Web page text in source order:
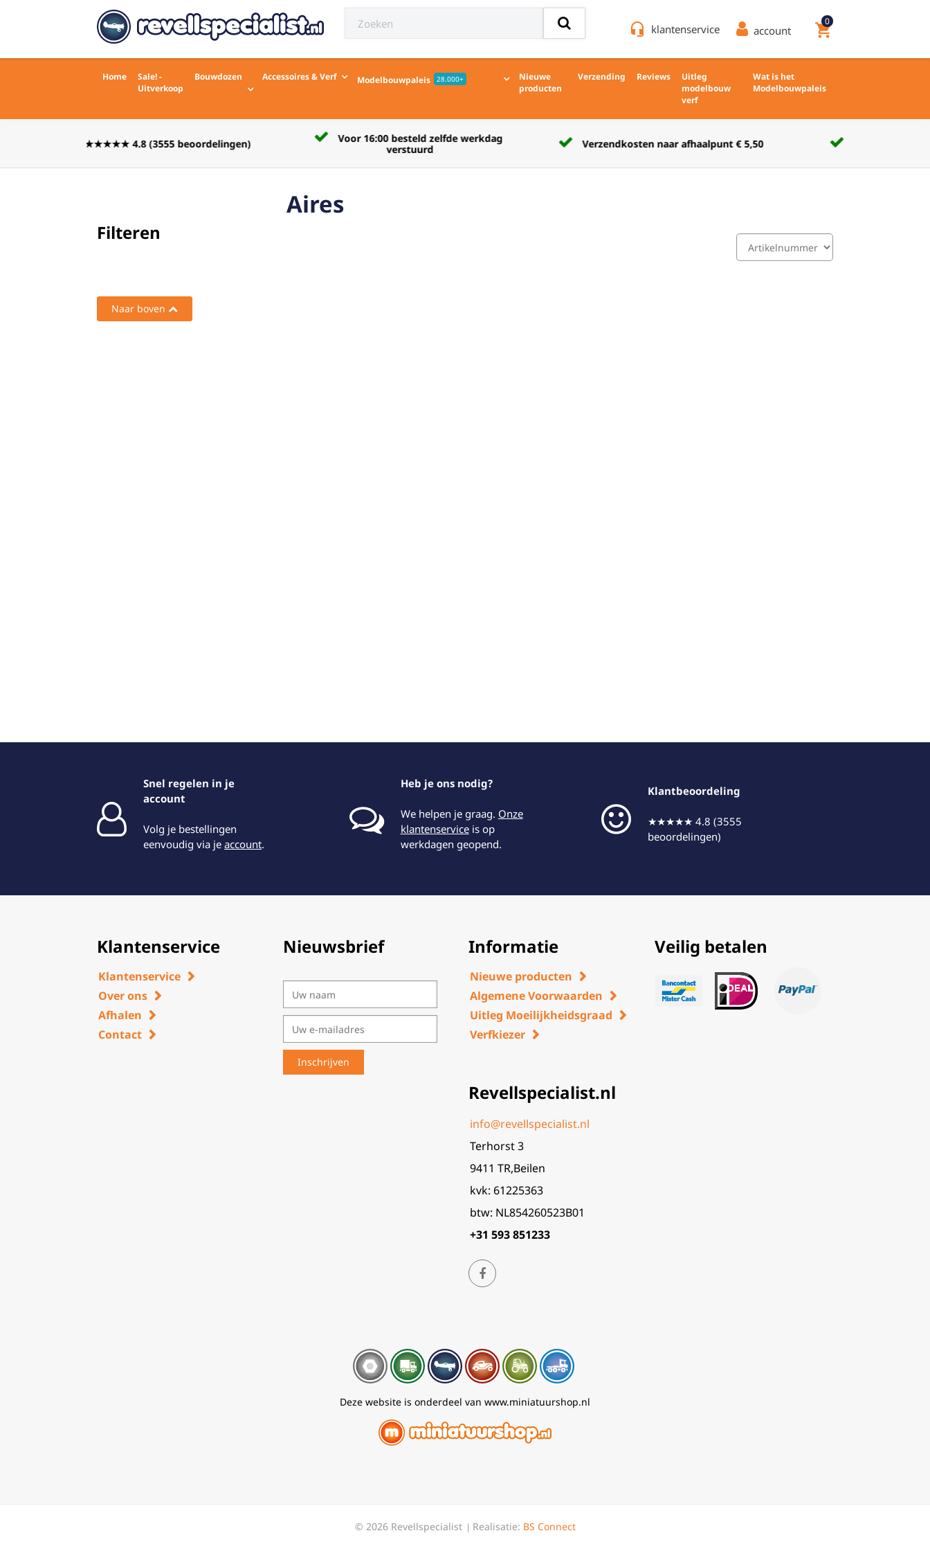
headset_mic klantenservice account shopping_cart
0
Home
Sale! -
Uitverkoop
Bouwdozen Accessoires & Verf Modelbouwpaleis 28.000+
Nieuwe
producten
Verzending Reviews
Uitleg
modelbouw
verf
Wat is het
Modelbouwpaleis
Voor 16:00 besteld zelfde werkdag
verstuurd
Verzendkosten naar afhaalpunt € 5,50 Verkoop nieuw en ongebruikt
Aires
Filteren
Naar boven
Snel regelen in je
account
Volg je bestellingen
eenvoudig via je account.
Heb je ons nodig?
We helpen je graag. Onze
klantenserviceis op
werkdagen geopend.
Klantbeoordeling
★★★★★ 4.8 (3555
beoordelingen)
Klantenservice
Klantenservice
Over ons
Afhalen
Contact
Nieuwsbrief Informatie
Nieuwe producten
Algemene Voorwaarden
Uitleg Moeilijkheidsgraad
Verfkiezer
Revellspecialist.nl
info@revellspecialist.nl
Terhorst 3
9411 TR,Beilen
kvk: 61225363
btw: NL854260523B01
+31 593 851233
Veilig betalen
Deze website is onderdeel van www.miniatuurshop.nl
© 2026 Revellspecialist Realisatie: BS Connect